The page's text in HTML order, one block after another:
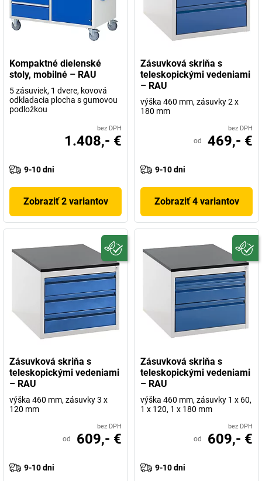
Kompaktné dielenské
stoly, mobilné – RAU
5 zásuviek, 1 dvere, kovová
odkladacia plocha s gumovou
podložkou
bez DPH
1.408,- €
9-10 dni
Zobraziť 2 variantov
Zásuvková skriňa s
teleskopickými vedeniami
– RAU
výška 460 mm, zásuvky 2 x
180 mm
bez DPH
od 469,- €
9-10 dni
Zobraziť 4 variantov
Zásuvková skriňa s
teleskopickými vedeniami
– RAU
výška 460 mm, zásuvky 3 x
120 mm
bez DPH
od 609,- €
9-10 dni
Zásuvková skriňa s
teleskopickými vedeniami
– RAU
výška 460 mm, zásuvky 1 x 60,
1 x 120, 1 x 180 mm
bez DPH
od 609,- €
9-10 dni